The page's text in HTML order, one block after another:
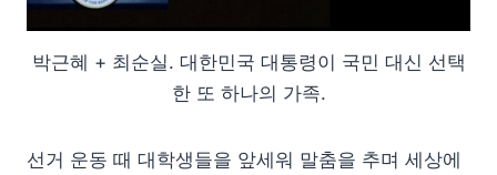
박근혜 + 최순실. 대한민국 대통령이 국민 대신 선택
한 또 하나의 가족.
선거 운동 때 대학생들을 앞세워 말춤을 추며 세상에